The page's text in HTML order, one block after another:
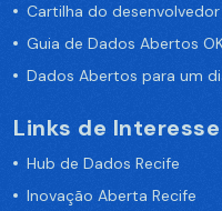
Cartilha do
Guia de Dados Abertos
Dados Abertos para um
Links de Interesse
Hub de Dados Recife
Inovação Aberta Recife